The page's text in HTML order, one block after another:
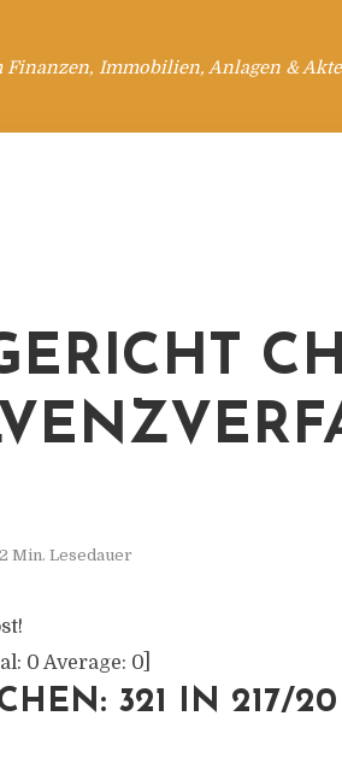
Immobilien, Anlagen &
2 Min. Lesedauer
0 Average: 0
321 IN 217/20